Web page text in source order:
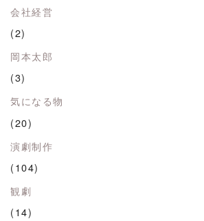
会社経営
(2)
岡本太郎
(3)
気になる物
(20)
演劇制作
(104)
観劇
(14)